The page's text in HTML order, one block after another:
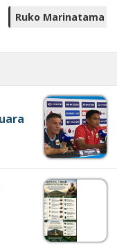
Ruko Marinatama